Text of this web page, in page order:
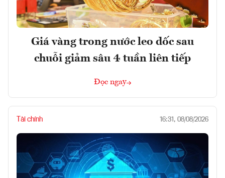
Giá vàng trong nước leo dốc sau
chuỗi giảm sâu 4 tuần liên tiếp
Đọc ngay
Tài chính 16:31, 08/08/2026